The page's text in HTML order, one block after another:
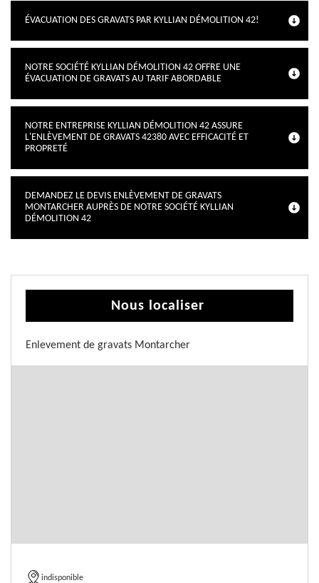
ÉVACUATION DES GRAVATS PAR KYLLIAN DÉMOLITION 42!
NOTRE SOCIÉTÉ KYLLIAN DÉMOLITION 42 OFFRE UNE
ÉVACUATION DE GRAVATS AU TARIF ABORDABLE
NOTRE ENTREPRISE KYLLIAN DÉMOLITION 42 ASSURE
L'ENLÈVEMENT DE GRAVATS 42380 AVEC EFFICACITÉ ET
PROPRETÉ
DEMANDEZ LE DEVIS ENLÈVEMENT DE GRAVATS
MONTARCHER AUPRÈS DE NOTRE SOCIÉTÉ KYLLIAN
DÉMOLITION 42
Nous localiser
Enlevement de gravats Montarcher
indisponible